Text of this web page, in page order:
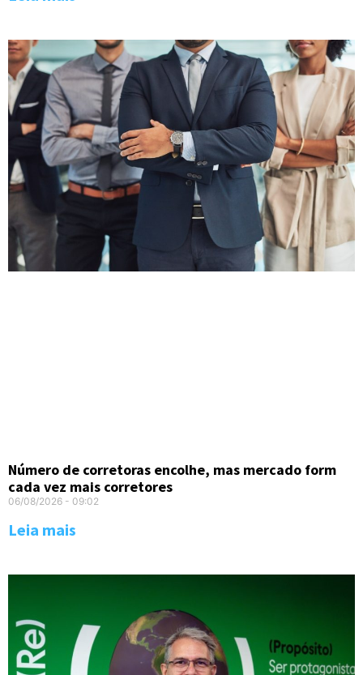
Número de corretoras encolhe, mas mercado form
cada vez mais corretores
06/08/2026 09:02
Leia mais